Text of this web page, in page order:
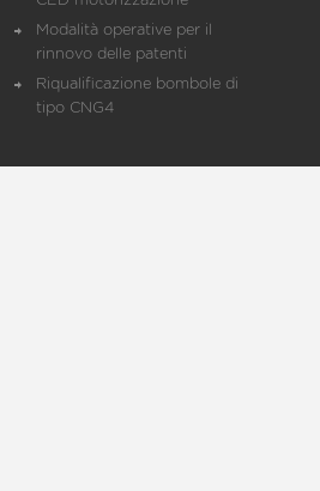
Modalità operative per il
rinnovo delle patenti
Riqualificazione bombole di
tipo CNG4